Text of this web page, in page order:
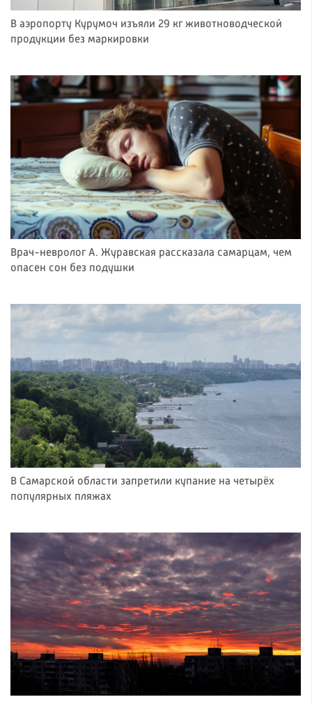
В аэропорту Курумоч изъяли 29 кг животноводческой
продукции без маркировки
Врач-невролог А. Журавская рассказала самарцам, чем
опасен сон без подушки
В Самарской области запретили купание на четырёх
популярных пляжах